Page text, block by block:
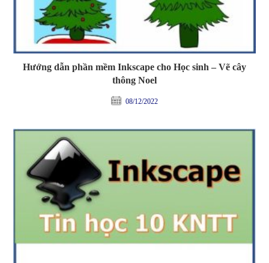
Hướng dẫn phần mềm Inkscape cho Học sinh – Vẽ cây
thông Noel
08/12/2022